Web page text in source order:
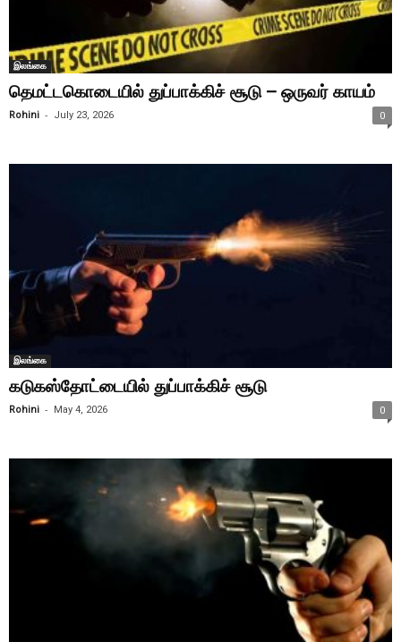
இலங்கை
தெமட்டகொடையில் துப்பாக்கிச் சூடு – ஒருவர் காயம்
Rohini - July 23, 2026 0
இலங்கை
கடுகஸ்தோட்டையில் துப்பாக்கிச் சூடு
Rohini - May 4, 2026 0